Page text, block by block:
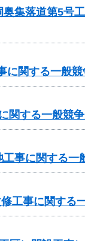
集落道第5号
関する一般競
関する一般競
事に関する一
工事に関する